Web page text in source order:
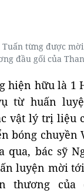
Tuấn từng được
đầu gối của
hiện hữu là 1
từ huấn
vật lý trị liệu
bóng chuyền
qua, bác sỹ
luyện mời
thương của